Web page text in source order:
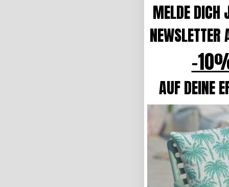
MELDE DICH
NEWSLETTER
-
AUF DEINE